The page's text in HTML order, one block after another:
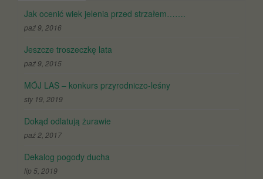
Jak ocenić wiek jelenia przed strzałem…….
paź 9, 2016
Jeszcze troszeczkę lata
paź 9, 2015
MÓJ LAS – konkurs przyrodniczo-leśny
sty 19, 2019
Dokąd odlatują żurawie
paź 2, 2017
Dekalog pogody ducha
lip 5, 2019